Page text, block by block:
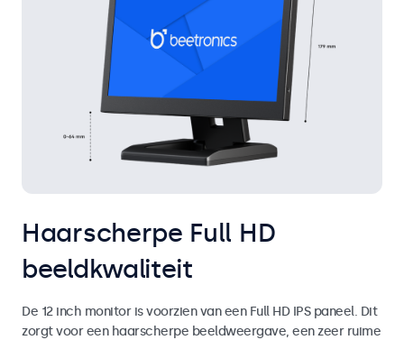
Haarscherpe Full HD
beeldkwaliteit
De 12 inch monitor is voorzien van een Full HD IPS paneel. Dit
zorgt voor een haarscherpe beeldweergave, een zeer ruime